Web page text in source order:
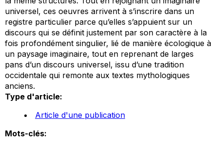
universel, ces oeuvres arrivent à s’inscrire dans un
registre particulier parce qu’elles s’appuient sur un
discours qui se définit justement par son caractère à la
fois profondément singulier, lié de manière écologique à
un paysage imaginaire, tout en reprenant de larges
pans d’un discours universel, issu d’une tradition
occidentale qui remonte aux textes mythologiques
anciens.
Type d'article:
Article d'une publication
Mots-clés: